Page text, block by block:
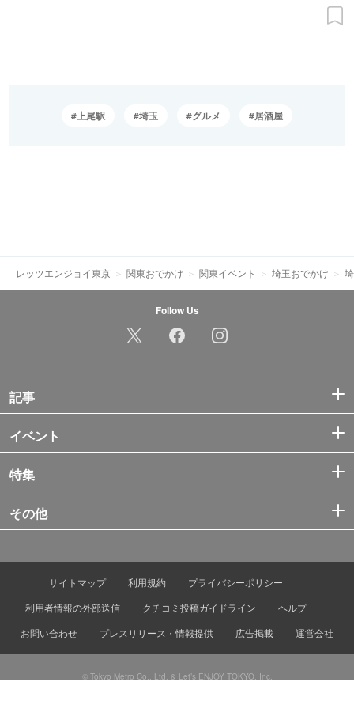
上尾駅 埼玉 グルメ 居酒屋
レッツエンジョイ東京 関東おでかけ 関東イベント 埼玉おでかけ
Follow Us
記事
イベント
特集
その他
サイトマップ 利用規約
プライバシーポリシー
利用者情報の外部送信
クチコミ投稿ガイドライン
ヘルプ
お問い合わせ
プレスリリース・情報提供 広告掲載 運営会社
© Tokyo Metro Co., Ltd. & Let’s ENJOY TOKYO, Inc.